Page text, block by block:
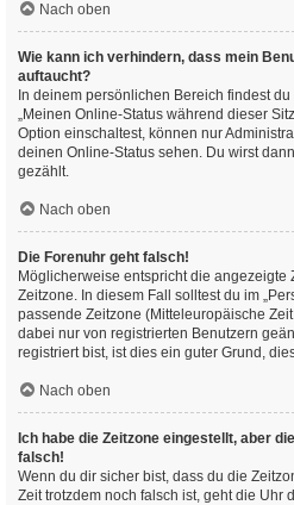
Nach oben
Wie kann ich verhindern, dass mein
auftaucht?
In deinem persönlichen Bereich findest
„Meinen Online-Status während dieser
Option einschaltest, können nur
deinen Online-Status sehen. Du wirst
gezählt.
Nach oben
Die Forenuhr geht falsch!
Möglicherweise entspricht die angezeigte
Zeitzone. In diesem Fall solltest du im
passende Zeitzone (Mitteleuropäische
dabei nur von registrierten Benutzern
registriert bist, ist dies ein guter Grund,
Nach oben
Ich habe die Zeitzone eingestellt, aber
falsch!
Wenn du dir sicher bist, dass du die
Zeit trotzdem noch falsch ist, geht die Uhr